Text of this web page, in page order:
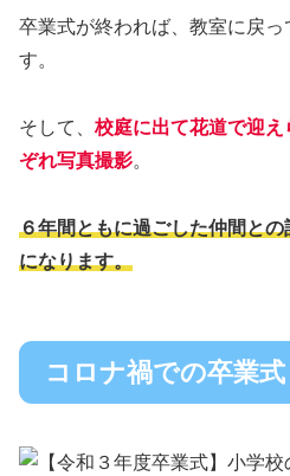
卒業式が終われば、教室に戻っ
す。
そして、 校庭に出て花道で迎
ぞれ写真撮影。
６年間ともに過ごした仲間と
になります。
コロナ禍での卒業式